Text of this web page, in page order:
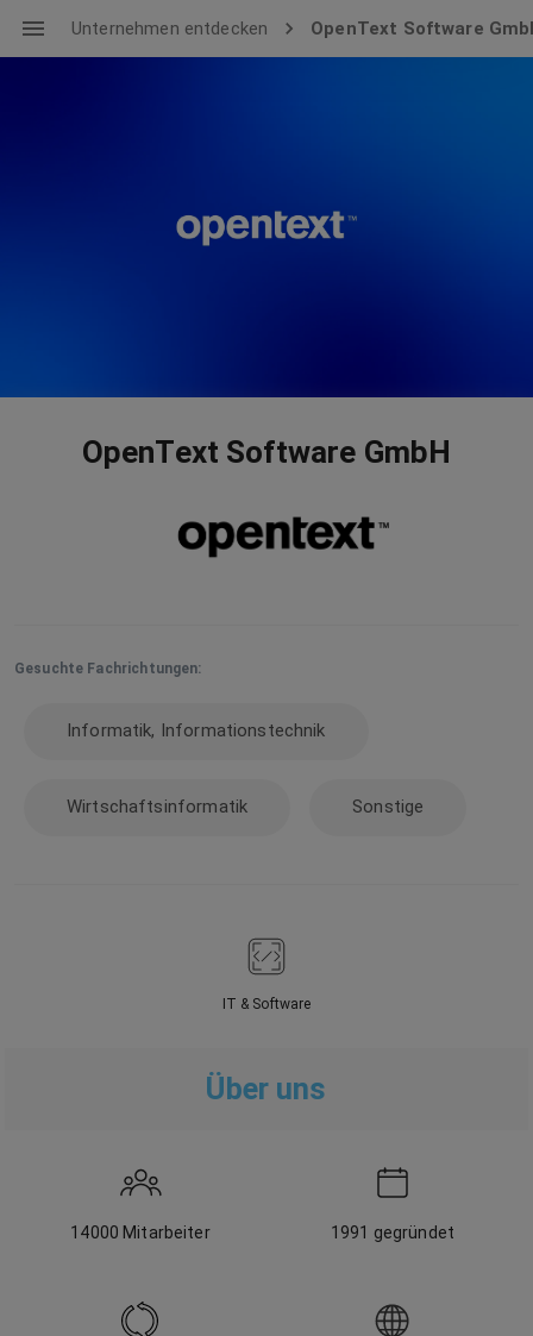
Unternehmen entdecken OpenText Software
OpenText Software GmbH
Gesuchte Fachrichtungen:
Informatik, Informationstechnik
Wirtschaftsinformatik Sonstige
IT & Software
Über uns
14000 Mitarbeiter 1991 gegründet